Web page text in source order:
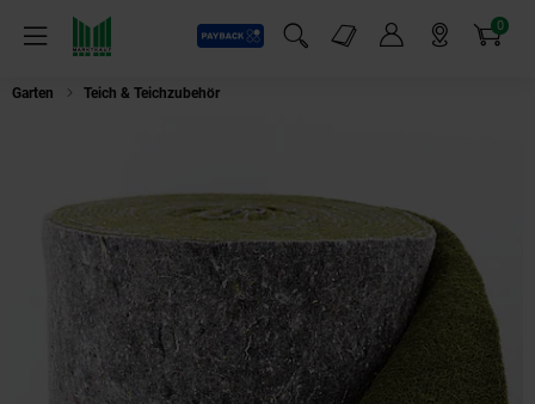
Menü
Payback
Suchfeld einblenden
Markt-Angebote 0
Artikel
Garten Teich & Teichzubehör